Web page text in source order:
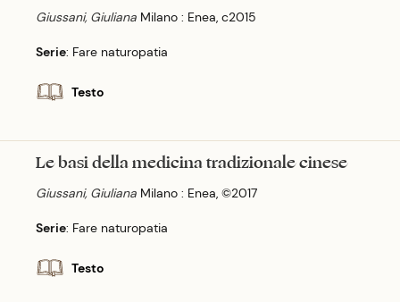
Giussani, Giuliana Milano : Enea, c2015
Serie: Fare naturopatia
Testo
Le basi della medicina tradizionale cinese
Giussani, Giuliana Milano : Enea, ©2017
Serie: Fare naturopatia
Testo